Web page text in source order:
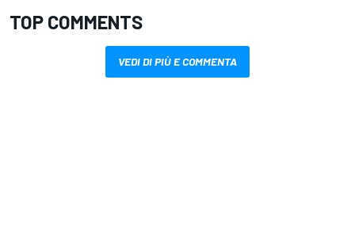
TOP COMMENTS
VEDI DI PIÙ E COMMENTA